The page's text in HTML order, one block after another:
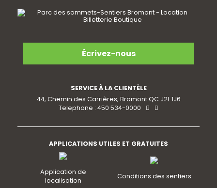
Écrivez-nous
SERVICE À LA CLIENTÈLE
44, Chemin des Carrières, Bromont QC J2L 1J6
Telephone : 450 534-0000
APPLICATIONS UTILES ET GRATUITES
Application de
localisation
Conditions des sentiers